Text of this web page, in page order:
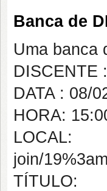
Banca de
Uma banca
DISCENTE
DATA : 08/
HORA:
join/
TÍTULO: